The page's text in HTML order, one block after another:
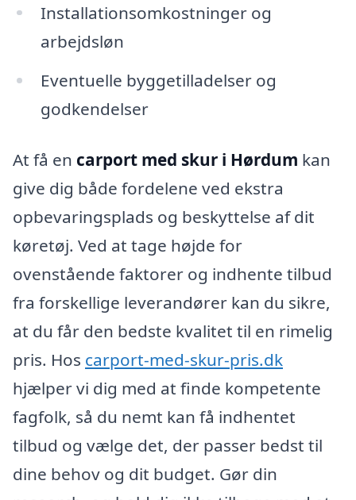
Installationsomkostninger og
arbejdsløn
Eventuelle byggetilladelser og
godkendelser
At få en carport med skur i Hørdum kan
give dig både fordelene ved ekstra
opbevaringsplads og beskyttelse af dit
køretøj. Ved at tage højde for
ovenstående faktorer og indhente tilbud
fra forskellige leverandører kan du sikre,
at du får den bedste kvalitet til en rimelig
pris. Hos carport-med-skur-pris.dk
hjælper vi dig med at finde kompetente
fagfolk, så du nemt kan få indhentet
tilbud og vælge det, der passer bedst til
dine behov og dit budget. Gør din